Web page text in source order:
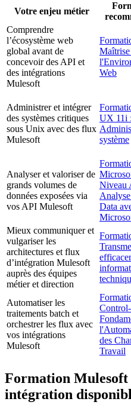
Votre enjeu métier
Comprendre
l’écosystème web
global avant de
concevoir des API et
des intégrations
Mulesoft
Maîtrise
Web
Administrer et intégrer
des systèmes critiques
sous Unix avec des flux
Mulesoft
UX 11i :
système
Analyser et valoriser de
grands volumes de
données exposées via
vos API Mulesoft
Niveau
Data
Mieux communiquer et
vulgariser les
architectures et flux
d’intégration Mulesoft
auprès des équipes
métier et direction
Automatiser les
traitements batch et
orchestrer les flux avec
vos intégrations
Mulesoft
des
Travail
Formation Mulesoft
intégration